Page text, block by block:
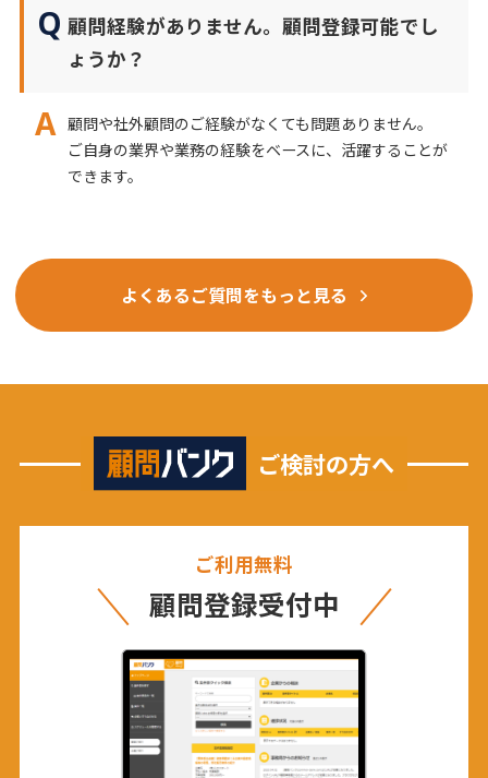
顧問経験がありません。顧問登録可能でし
ょうか？
顧問や社外顧問のご経験がなくても問題ありません。
ご自身の業界や業務の経験をベースに、活躍することが
できます。
よくあるご質問をもっと見る
ご検討の方へ
ご利用無料
顧問登録受付中